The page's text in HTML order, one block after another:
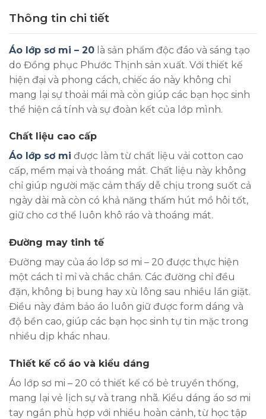
Thông tin chi tiết
Áo lớp sơ mi – 20 là sản phẩm độc đáo và sáng tạo
do Đồng phục Phước Thịnh sản xuất. Với thiết kế
hiện đại và phong cách, chiếc áo này không chỉ
mang lại sự thoải mái mà còn giúp các bạn học sinh
thể hiện cá tính và sự đoàn kết của lớp mình.
Chất liệu cao cấp
Áo lớp sơ mi được làm từ chất liệu vải cotton cao
cấp, mềm mại và thoáng mát. Chất liệu này không
chỉ giúp người mặc cảm thấy dễ chịu trong suốt cả
ngày dài mà còn có khả năng thấm hút mồ hôi tốt,
giữ cho cơ thể luôn khô ráo và thoáng mát.
Đường may tinh tế
Đường may của áo lớp sơ mi – 20 được thực hiện
một cách tỉ mỉ và chắc chắn. Các đường chỉ đều
đặn, không bị bung hay xù lông sau nhiều lần giặt.
Điều này đảm bảo áo luôn giữ được form dáng và
độ bền cao, giúp các bạn học sinh tự tin mặc trong
nhiều dịp khác nhau.
Thiết kế cổ áo và kiểu dáng
Áo lớp sơ mi – 20 có thiết kế cổ bẻ truyền thống,
mang lại vẻ lịch sự và trang nhã. Kiểu dáng áo sơ mi
tay ngắn phù hợp với nhiều hoàn cảnh, từ học tập